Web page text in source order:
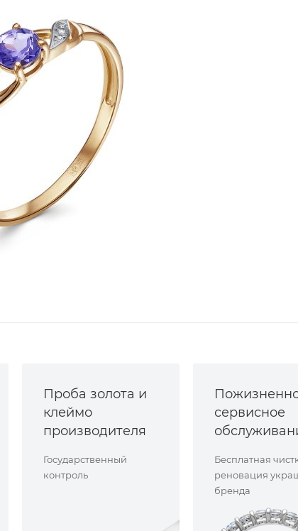
Проба золота и
клеймо
производителя
Государственный
контроль
сервисное
Бесплатная
реновация
бренда